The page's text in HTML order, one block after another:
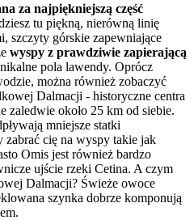
za najpiękniejszą część
tu piękną, nierówną linię
szczyty górskie zapewniające
wyspy z prawdziwie zapierającą
pola lawendy. Oprócz
można również zobaczyć
Dalmacji - historyczne centra
zaledwie około 25 km od siebie.
mniejsze statki
cię na wyspy takie jak
Omis jest również bardzo
ujście rzeki Cetina. A czym
Dalmacji? Świeże owoce
szynka dobrze komponują